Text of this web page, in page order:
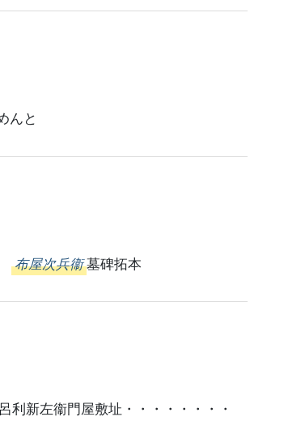
んと
布屋次兵衞 墓碑拓本
利新左衞門屋敷址・・・・・・・・